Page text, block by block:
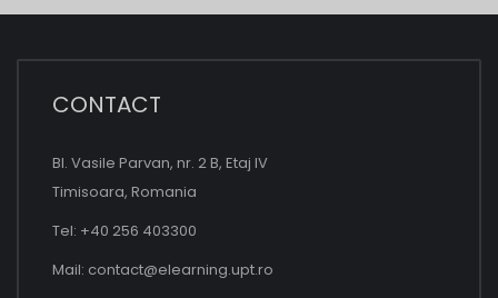
CONTACT
Bl. Vasile Parvan, nr. 2 B, Etaj IV
Timisoara, Romania
Tel: +40 256 403300
Mail: contact@elearning.upt.ro